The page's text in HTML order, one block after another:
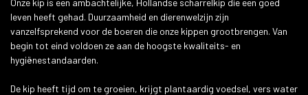
leven heeft gehad. Duurzaamheid en dierenwelzijn zijn
vanzelfsprekend voor de boeren die onze kippen grootbrengen. Van
begin tot eind voldoen ze aan de hoogste kwaliteits- en
hygiënestandaarden.
De kip heeft tijd om te groeien, krijgt plantaardig voedsel, vers water